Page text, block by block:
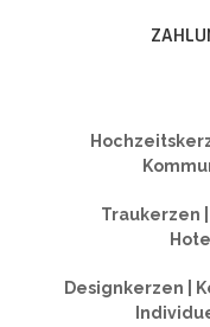
Traukerzen
Designkerzen |